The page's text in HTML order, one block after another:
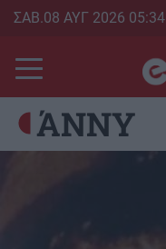
Skip
main
content
ΣΑΒ.08 ΑΥΓ 2026 05:34
ΆΝΝΥ